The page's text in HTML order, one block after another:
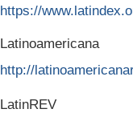
https://
Latinoamericana
http://
LatinREV